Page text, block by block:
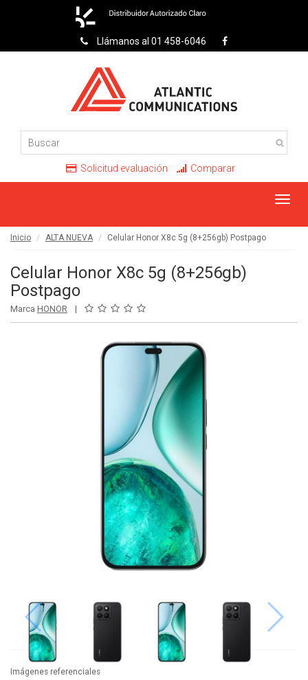
Llámanos al 01 458-6046
Solicitud evaluación Comparar
Inicio ALTA NUEVA Celular Honor X8c 5g (8+256gb) Postpago
Celular Honor X8c 5g (8+256gb)
Postpago
Marca HONOR
Imágenes referenciales